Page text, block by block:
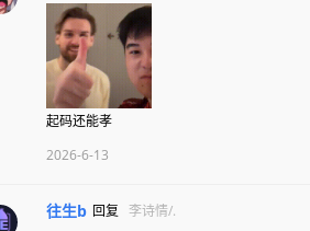
起码还能孝
2026-6-13
往生b 回复
李诗情/.